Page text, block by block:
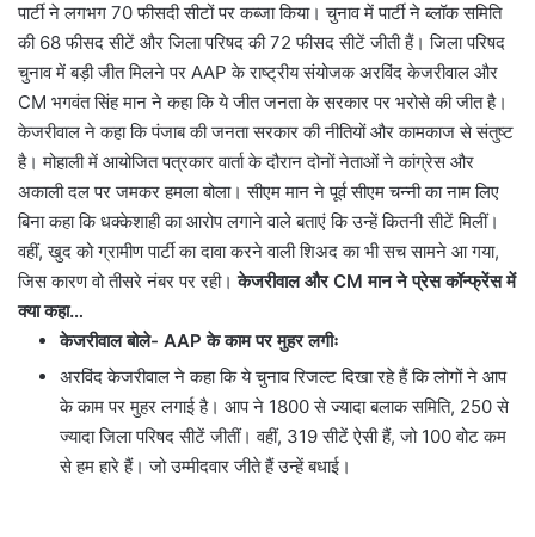
पार्टी ने लगभग 70 फीसदी सीटों पर कब्जा किया। चुनाव में पार्टी ने ब्लॉक समिति
की 68 फीसद सीटें और जिला परिषद की 72 फीसद सीटें जीती हैं। जिला परिषद
चुनाव में बड़ी जीत मिलने पर AAP के राष्ट्रीय संयोजक अरविंद केजरीवाल और
CM भगवंत सिंह मान ने कहा कि ये जीत जनता के सरकार पर भरोसे की जीत है।
केजरीवाल ने कहा कि पंजाब की जनता सरकार की नीतियों और कामकाज से संतुष्ट
है। मोहाली में आयोजित पत्रकार वार्ता के दौरान दोनों नेताओं ने कांग्रेस और
अकाली दल पर जमकर हमला बोला। सीएम मान ने पूर्व सीएम चन्नी का नाम लिए
बिना कहा कि धक्केशाही का आरोप लगाने वाले बताएं कि उन्हें कितनी सीटें मिलीं।
वहीं, खुद को ग्रामीण पार्टी का दावा करने वाली शिअद का भी सच सामने आ गया,
जिस कारण वो तीसरे नंबर पर रही।केजरीवाल और CM मान ने प्रेस कॉन्फ्रेंस में
क्या कहा…
केजरीवाल बोले- AAP के काम पर मुहर लगीः
अरविंद केजरीवाल ने कहा कि ये चुनाव रिजल्ट दिखा रहे हैं कि लोगों ने आप
के काम पर मुहर लगाई है। आप ने 1800 से ज्यादा बलाक समिति, 250 से
ज्यादा जिला परिषद सीटें जीतीं। वहीं, 319 सीटें ऐसी हैं, जो 100 वोट कम
से हम हारे हैं। जो उम्मीदवार जीते हैं उन्हें बधाई।